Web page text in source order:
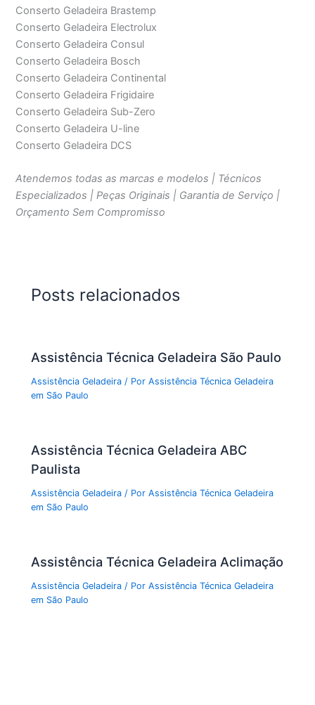
Conserto Geladeira Brastemp
Conserto Geladeira Electrolux
Conserto Geladeira Consul
Conserto Geladeira Bosch
Conserto Geladeira Continental
Conserto Geladeira Frigidaire
Conserto Geladeira Sub-Zero
Conserto Geladeira U-line
Conserto Geladeira DCS
Atendemos todas as marcas e modelos | Técnicos
Especializados | Peças Originais | Garantia de Serviço |
Orçamento Sem Compromisso
Posts relacionados
Assistência Técnica Geladeira São Paulo
Assistência Geladeira / PorAssistência Técnica Geladeira
em São Paulo
Assistência Técnica Geladeira ABC
Paulista
Assistência Geladeira / PorAssistência Técnica Geladeira
em São Paulo
Assistência Técnica Geladeira Aclimação
Assistência Geladeira / PorAssistência Técnica Geladeira
em São Paulo